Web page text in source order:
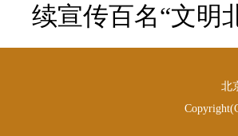
续宣传百名“文明
北